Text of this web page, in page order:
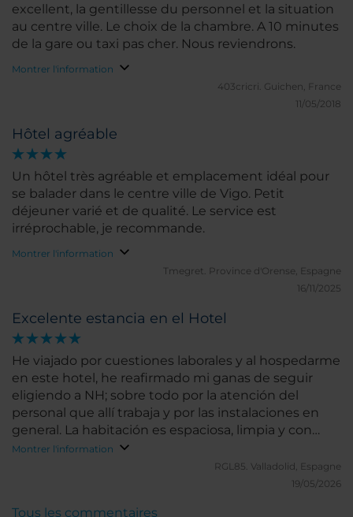
excellent, la gentillesse du personnel et la situation
au centre ville. Le choix de la chambre. A 10 minutes
de la gare ou taxi pas cher. Nous reviendrons.
Montrer l'information
403cricri. Guichen, France
11/05/2018
Hôtel agréable
Un hôtel très agréable et emplacement idéal pour
se balader dans le centre ville de Vigo. Petit
déjeuner varié et de qualité. Le service est
irréprochable, je recommande.
Montrer l'information
Tmegret.
Province d'Orense, Espagne
16/11/2025
Excelente estancia en el Hotel
He viajado por cuestiones laborales y al hospedarme
en este hotel, he reafirmado mi ganas de seguir
eligiendo a NH; sobre todo por la atención del
personal que allí trabaja y por las instalaciones en
general. La habitación es espaciosa, limpia y con
escritorio para trabajar por la noche; además la cama
cómoda y almohadas excelentes; y el baño limpio y
bien mantenido (sobre todo la ducha). Volveré a
Montrer l'information
RGL85. Valladolid, Espagne
19/05/2026
Tous les commentaires